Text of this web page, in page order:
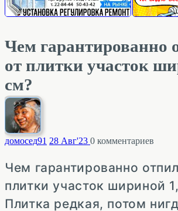
Чем гарантированно
от плитки участок
см?
домосед91 28 Авг'23 0 комментариев
Чем гарантированно
плитки участок шириной
Плитка редкая, потом